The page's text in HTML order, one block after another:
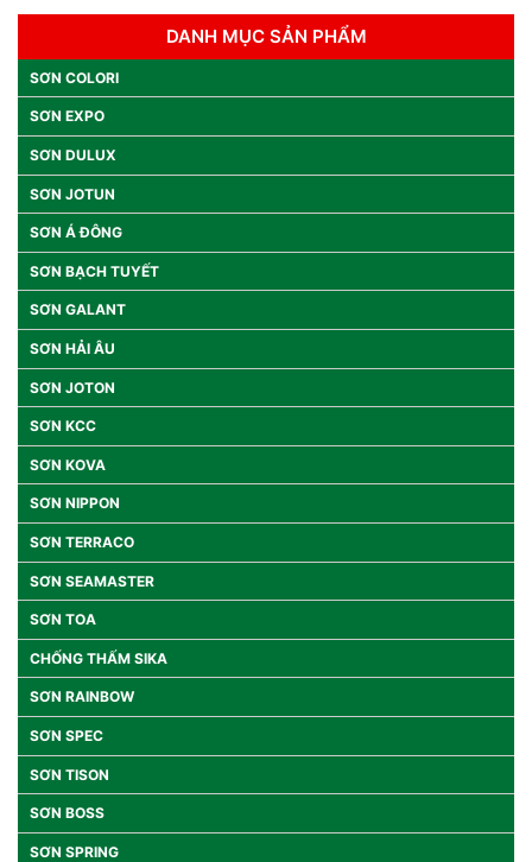
DANH MỤC SẢN PHẨM
SƠN COLORI
SƠN EXPO
SƠN DULUX
SƠN JOTUN
SƠN Á ĐÔNG
SƠN BẠCH TUYẾT
SƠN GALANT
SƠN HẢI ÂU
SƠN JOTON
SƠN KCC
SƠN KOVA
SƠN NIPPON
SƠN TERRACO
SƠN SEAMASTER
SƠN TOA
CHỐNG THẤM SIKA
SƠN RAINBOW
SƠN SPEC
SƠN TISON
SƠN BOSS
SƠN SPRING